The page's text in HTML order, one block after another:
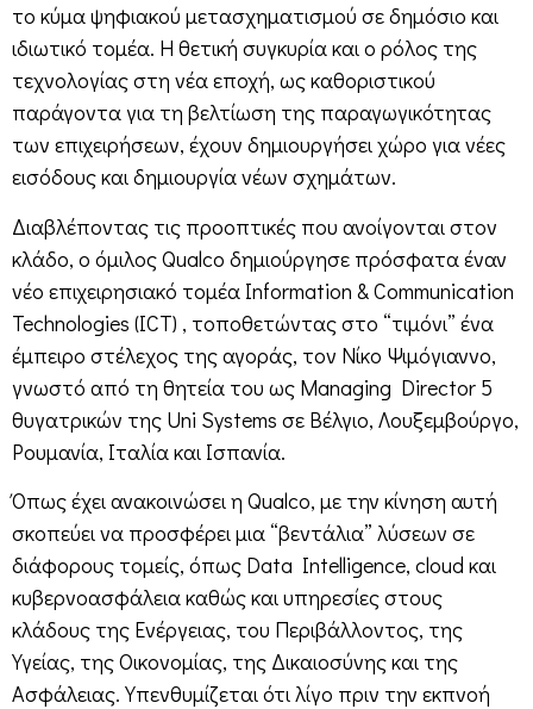
το κύμα ψηφιακού μετασχηματισμού σε δημόσιο και
ιδιωτικό τομέα. Η θετική συγκυρία και ο ρόλος της
τεχνολογίας στη νέα εποχή, ως καθοριστικού
παράγοντα για τη βελτίωση της παραγωγικότητας
των επιχειρήσεων, έχουν δημιουργήσει χώρο για νέες
εισόδους και δημιουργία νέων σχημάτων.
Διαβλέποντας τις προοπτικές που ανοίγονται στον
κλάδο, ο όμιλος Qualco δημιούργησε πρόσφατα έναν
νέο επιχειρησιακό τομέα Information & Communication
Technologies (ICT) , τοποθετώντας στο “τιμόνι” ένα
έμπειρο στέλεχος της αγοράς, τον Νίκο Ψιμόγιαννο,
γνωστό από τη θητεία του ως Managing Director 5
θυγατρικών της Uni Systems σε Βέλγιο, Λουξεμβούργο,
Ρουμανία, Ιταλία και Ισπανία.
Όπως έχει ανακοινώσει η Qualco, με την κίνηση αυτή
σκοπεύει να προσφέρει μια “βεντάλια” λύσεων σε
διάφορους τομείς, όπως Data Intelligence, cloud και
κυβερνοασφάλεια καθώς και υπηρεσίες στους
κλάδους της Ενέργειας, του Περιβάλλοντος, της
Υγείας, της Οικονομίας, της Δικαιοσύνης και της
Ασφάλειας. Υπενθυμίζεται ότι λίγο πριν την εκπνοή